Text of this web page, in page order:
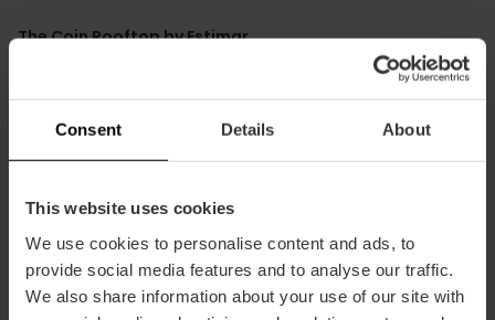
Consent Details About
This website uses cookies
We use cookies to personalise content and ads, to
provide social media features and to analyse our traffic.
We also share information about your use of our site with
The Coin Rooftop by Estimar
School:
Banquet:
Multipurpose Room
Audit:100
School:60
Banquet: 72